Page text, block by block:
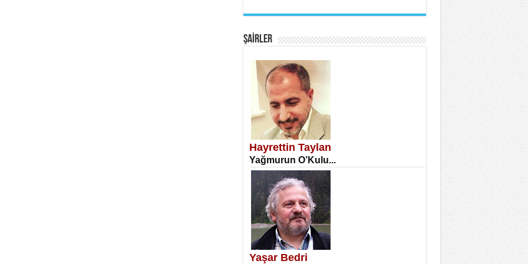
SATILMIŞ ÜMİT ÇETİNKAYA
Erkenlik...
NECLA DİLEK ARSLAN
Öğretmenler Günü Mahkemesi...
ŞAİRLER
Hayrettin Taylan
Yağmurun O’Kulu...
Yaşar Bedri